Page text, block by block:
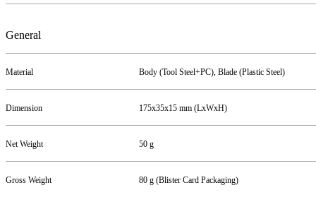
General
Material Body (Tool Steel+PC), Blade (Plastic Steel)
Dimension 175x35x15 mm (LxWxH)
Net Weight 50 g
Gross Weight 80 g (Blister Card Packaging)